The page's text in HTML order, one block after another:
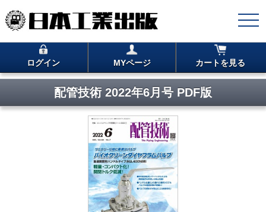
ログイン MYページ カートを見る
配管技術 2022年6月号 PDF版